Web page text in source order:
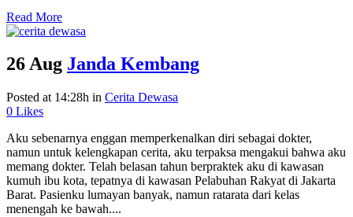
Read More
26 Aug Janda Kembang
Posted at 14:28h in Cerita Dewasa
0 Likes
Aku sebenarnya enggan memperkenalkan diri sebagai dokter,
namun untuk kelengkapan cerita, aku terpaksa mengakui bahwa aku
memang dokter. Telah belasan tahun berpraktek aku di kawasan
kumuh ibu kota, tepatnya di kawasan Pelabuhan Rakyat di Jakarta
Barat. Pasienku lumayan banyak, namun ratarata dari kelas
menengah ke bawah....